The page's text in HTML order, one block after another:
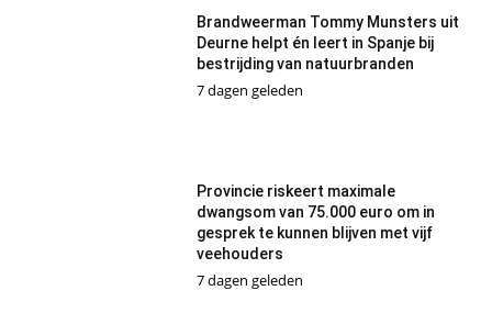
Brandweerman Tommy Munsters uit
Deurne helpt én leert in Spanje bij
bestrijding van natuurbranden
7 dagen geleden
Provincie riskeert maximale
dwangsom van 75.000 euro om in
gesprek te kunnen blijven met vijf
veehouders
7 dagen geleden